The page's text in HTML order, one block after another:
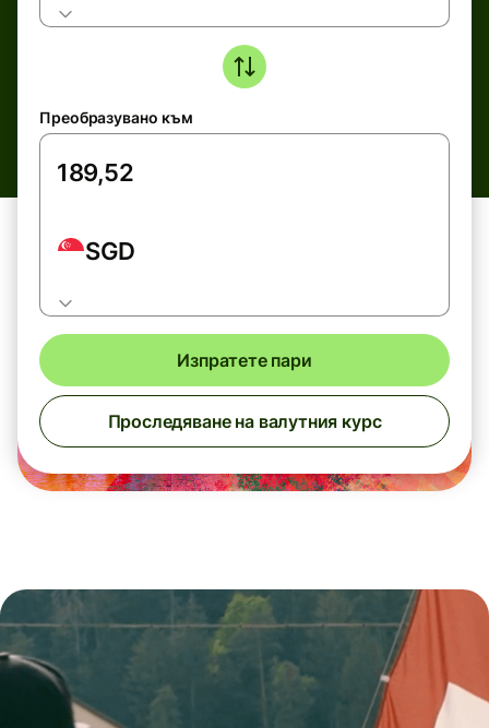
Преобразувано към
SGD
Изпратете пари
Проследяване на валутния курс